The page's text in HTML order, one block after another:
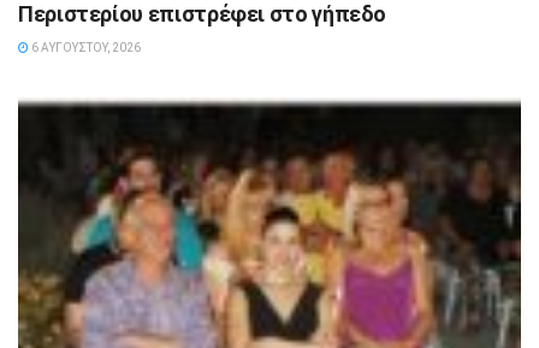
Περιστερίου επιστρέφει στο γήπεδο
6 ΑΥΓΟΎΣΤΟΥ, 2026